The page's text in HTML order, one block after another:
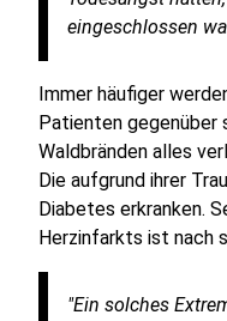
eingeschlossen
Immer häufiger
Patienten gegenüber
Waldbränden alles
Die aufgrund ihrer
Diabetes erkranken.
Herzinfarkts ist nach
"Ein solches